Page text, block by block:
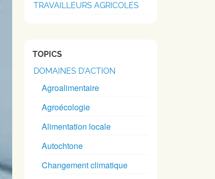
TRAVAILLEURS AGRICOLES
TOPICS
DOMAINES D'ACTION
Agroalimentaire
Agroécologie
Alimentation locale
Autochtone
Changement climatique